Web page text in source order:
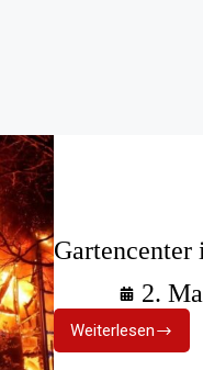
2.
WeiterlesenGartencenter
in